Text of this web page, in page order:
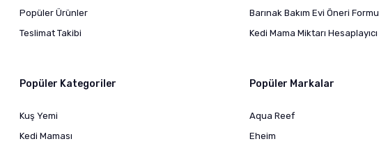
Popüler Ürünler
Teslimat Takibi
Barınak Bakım Evi Öneri Formu
Kedi Mama Miktarı Hesaplayıcı
Popüler Kategoriler
Kuş Yemi
Kedi Maması
Popüler Markalar
Aqua Reef
Eheim